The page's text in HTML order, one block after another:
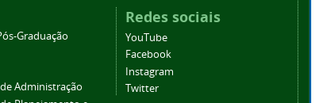
Graduação
Administração
Redes sociais
YouTube
Facebook
Instagram
Twitter